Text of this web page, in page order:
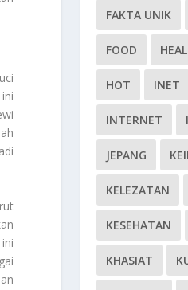
FAKTA UNIK
FOOD
HOT INET
INTERNET
JEPANG
KELEZATAN
KESEHATAN
KHASIAT